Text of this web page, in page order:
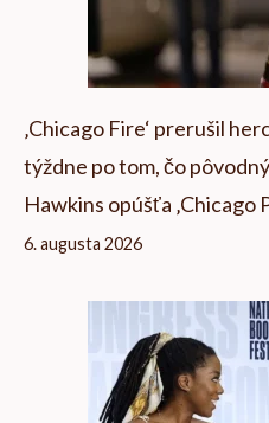
‚Chicago Fire‘ prerušil
týždne po tom, čo
Hawkins opúšťa ‚Chicago
6. augusta 2026